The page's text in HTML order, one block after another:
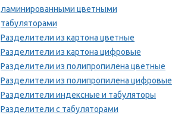
ламинированными цветными
табуляторами
Разделители из картона цветные
Разделители из картона цифровые
Разделители из полипропилена цветные
Разделители из полипропилена цифровые
Разделители индексные и табуляторы
Разделители с табуляторами